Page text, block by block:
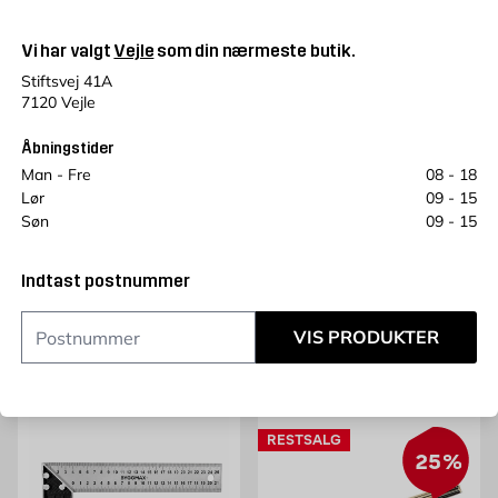
Vi har valgt Vejle som din nærmeste butik.
Stiftsvej 41A
7120 Vejle
Åbningstider
Man - Fre
08 - 18
Lør
09 - 15
Søn
09 - 15
Indtast postnummer
VIS PRODUKTER
VENTUS
Termohygrometer W036
VENTUS
Pris 142 kr. /stk
142KR.
Kun online
Vejrstation W047 Trådløs
Kun online
25%
RESTSALG